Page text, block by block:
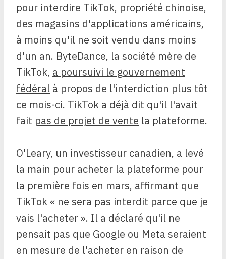
pour interdire TikTok, propriété chinoise,
des magasins d'applications américains,
à moins qu'il ne soit vendu dans moins
d'un an. ByteDance, la société mère de
TikTok, a poursuivi le gouvernement
fédéral à propos de l'interdiction plus tôt
ce mois-ci. TikTok a déjà dit qu'il l'avait
fait pas de projet de vente la plateforme.
O'Leary, un investisseur canadien, a levé
la main pour acheter la plateforme pour
la première fois en mars, affirmant que
TikTok « ne sera pas interdit parce que je
vais l'acheter ». Il a déclaré qu'il ne
pensait pas que Google ou Meta seraient
en mesure de l'acheter en raison de